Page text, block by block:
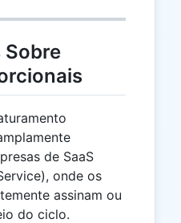
Sobre
de SaaS
onde os
assinam ou
do ciclo.